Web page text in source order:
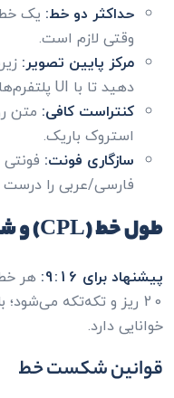
حداکثر دو خط: یک
وقتی لازم است.
مرکز پایین تصویر:
دهید تا با UI پلتفرم‌ها تداخل نکند.
کنتراست کافی: متن
استروک باریک.
سازگاری فونت:
فارسی/عربی را درست
طول خط (CPL) و شکست خط
پیشنهاد برای 9:16: هر
خوانایی دارد.
قوانین شکست خط